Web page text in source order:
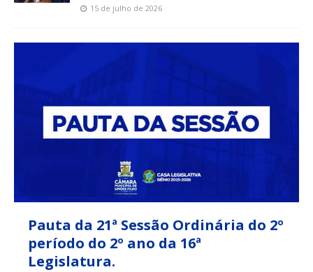
15 de julho de 2026
Pauta da 21ª Sessão Ordinária do 2º
período do 2º ano da 16ª
Legislatura.